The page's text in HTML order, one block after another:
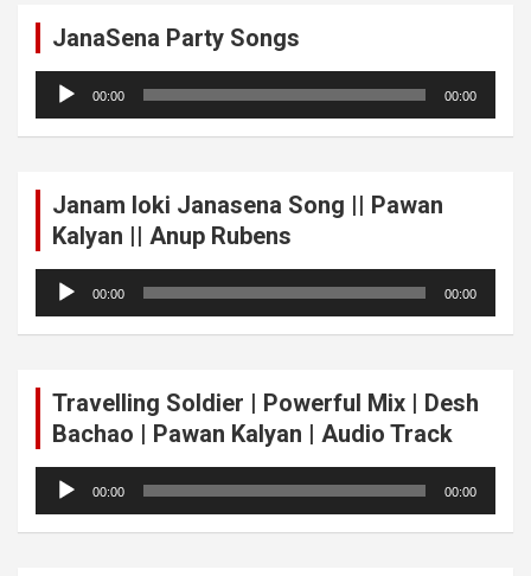
JanaSena Party Songs
Audio
Player
00:00 00:00
Janam loki Janasena Song || Pawan
Kalyan || Anup Rubens
Audio
Player
00:00 00:00
Travelling Soldier | Powerful Mix | Desh
Bachao | Pawan Kalyan | Audio Track
Audio
Player
00:00 00:00